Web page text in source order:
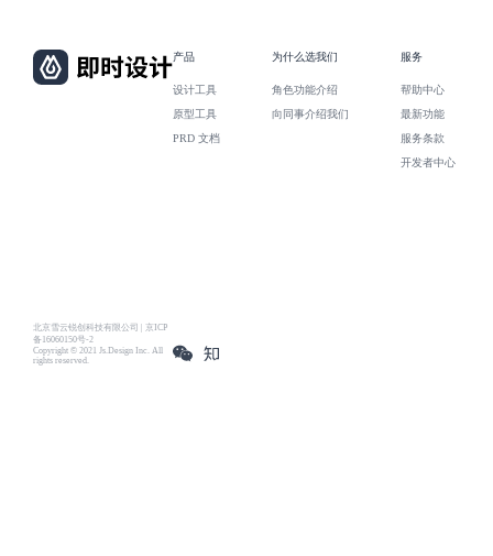
北京雪云锐创科技有限公司 | 京ICP
备16060150号-2
Copyright © 2021 Js.Design Inc. All
rights reserved.
产品
设计工具
原型工具
PRD 文档
为什么选我们
角色功能介绍
向同事介绍我们
服务
帮助中心
最新功能
服务条款
开发者中心